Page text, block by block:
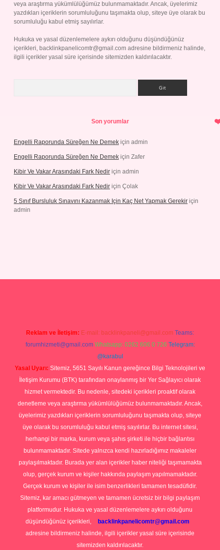
veya araştırma yükümlülüğümüz bulunmamaktadır. Ancak, üyelerimiz
yazdıkları içeriklerin sorumluluğunu taşımakta olup, siteye üye olarak bu
sorumluluğu kabul etmiş sayılırlar.
Hukuka ve yasal düzenlemelere aykırı olduğunu düşündüğünüz
içerikleri, backlinkpanelicomtr@gmail.com adresine bildirmeniz halinde,
ilgili içerikler yasal süre içerisinde sitemizden kaldırılacaktır.
Son yorumlar
Engelli Raporunda Süreğen Ne Demek için admin
Engelli Raporunda Süreğen Ne Demek için Zafer
Kibir Ve Vakar Arasındaki Fark Nedir için admin
Kibir Ve Vakar Arasındaki Fark Nedir için Çolak
5 Sınıf Bursluluk Sınavını Kazanmak Için Kaç Net Yapmak Gerekir için
admin
Reklam ve İletişim: E-mail: backlinkpaneli@gmail.com Teams:
forumhizmeti@gmail.com Whatsapp: 0262 606 0 726 Telegram:
@karabul
Yasal Uyarı: Sitemiz, 5651 Sayılı Kanun gereğince Bilgi Teknolojileri ve
İletişim Kurumu (BTK) tarafından onaylanmış bir Yer Sağlayıcı olarak
hizmet vermektedir. Bu nedenle, sitedeki içerikleri proaktif olarak
denetleme veya araştırma yükümlülüğümüz bulunmamaktadır. Ancak,
üyelerimiz yazdıkları içeriklerin sorumluluğunu taşımakta olup, siteye
üye olarak bu sorumluluğu kabul etmiş sayılırlar. Bu internet sitesi,
herhangi bir marka, kurum veya şahıs şirketi ile hiçbir bağlantısı
bulunmamaktadır. Sitede yalnızca kendi hazırladığımız makaleler
paylaşılmaktadır. Burada yer alan içerikler haber niteliği taşımamakta
olup, gerçek kurum ve kişiler hakkında paylaşım yapılmamaktadır.
Gerçek kurum ve kişiler ile isim benzerlikleri tamamen tesadüfidir.
Sitemiz, kar amacı gütmeyen ve tamamen ücretsiz bir bilgi paylaşım
platformudur. Hukuka ve yasal düzenlemelere aykırı olduğunu
düşündüğünüz içerikleri,
backlinkpanelicomtr@gmail.com
adresine bildirmeniz halinde, ilgili içerikler yasal süre içerisinde
sitemizden kaldırılacaktır.